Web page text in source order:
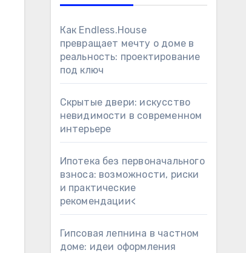
Как Endless.House
превращает мечту о доме в
реальность: проектирование
под ключ
Скрытые двери: искусство
невидимости в современном
интерьере
Ипотека без первоначального
взноса: возможности, риски
и практические
рекомендации<
Гипсовая лепнина в частном
доме: идеи оформления